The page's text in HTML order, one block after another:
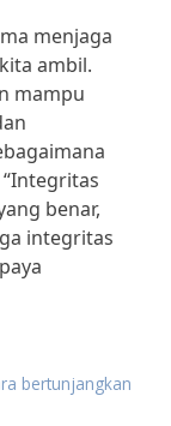
menjaga
ambil.
mampu
benar,
integritas
bertunjangkan